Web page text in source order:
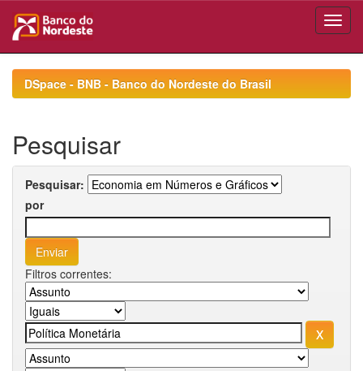
navigationDSpace - BNB - Banco do Nordeste do Brasil
Pesquisar
Pesquisar:
por
Filtros correntes: